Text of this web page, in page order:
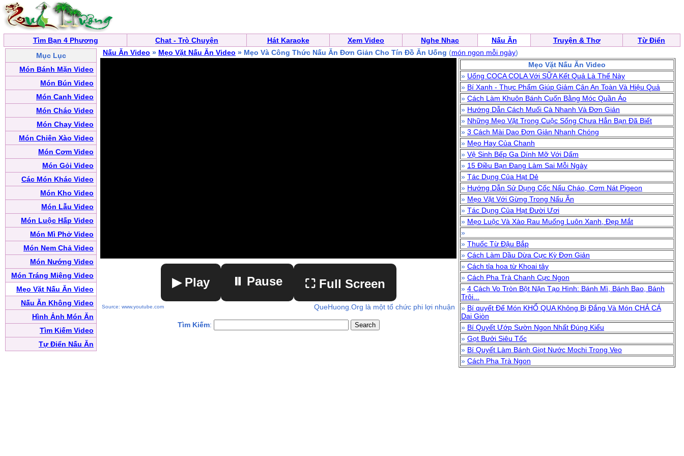
Tìm Bạn 4 Phương Chat - Trò Chuyện Hát Karaoke Xem Video Nghe Nhạc Nấu Ăn Truyện & Thơ
Từ Điển
Mục Lục
Món Bánh Mặn Video
Món Bún Video
Món Canh Video
Món Cháo Video
Món Chay Video
Món Chiên Xào Video
Món Cơm Video
Món Gỏi Video
Các Món Khác Video
Món Kho Video
Món Lẫu Video
Món Luộc Hấp Video
Món Mì Phở Video
Món Nem Chả Video
Món Nướng Video
Món Tráng Miệng Video
Mẹo Vặt Nấu Ăn Video
Nấu Ăn Không Video
Hình Ảnh Món Ăn
Tìm Kiếm Video
Tự Điển Nấu Ăn
Nấu Ăn Video » Mẹo Vặt Nấu Ăn Video » Mẹo Và Công Thức Nấu Ăn Đơn Giản Cho Tín Đồ Ăn Uống (món ngon mỗi ngày)
▶ Play ⏸ Pause ⛶ Full Screen
Source: www.youtube.com QueHuong.Org là một tổ chức phi lợi nhuận
Tìm Kiếm:
Mẹo Vặt Nấu Ăn Video
» Uống COCA COLA Với SỮA Kết Quả Là Thế Này
» Bí Xanh - Thực Phẩm Giúp Giảm Cân An Toàn Và Hiệu Quả
» Cách Làm Khuôn Bánh Cuốn Bằng Móc Quần Áo
» Hướng Dẫn Cách Muối Cà Nhanh Và Đơn Giản
» Những Mẹo Vặt Trong Cuộc Sống Chưa Hẳn Bạn Đã Biết
» 3 Cách Mài Dao Đơn Giản Nhanh Chóng
» Mẹo Hay Của Chanh
» Vệ Sinh Bếp Ga Dính Mỡ Với Dấm
» 15 Điều Bạn Đang Làm Sai Mỗi Ngày
» Tác Dụng Của Hạt Dẻ
» Hướng Dẫn Sử Dụng Cốc Nấu Cháo, Cơm Nát Pigeon
» Mẹo Vặt Với Gừng Trong Nấu Ăn
» Tác Dụng Của Hạt Đười Ươi
» Mẹo Luộc Và Xào Rau Muống Luôn Xanh, Đẹp Mắt
»
» Thuốc Từ Đậu Bắp
» Cách Làm Dầu Dừa Cực Kỳ Đơn Giản
» Cách tỉa hoa từ Khoai tây
» Cách Pha Trà Chanh Cực Ngon
» 4 Cách Vo Tròn Bột Nặn Tạo Hình: Bánh Mì, Bánh Bao, Bánh
Trôi...
» Bí quyết Để Món KHỔ QUA Không Bị Đắng Và Món CHẢ CÁ
Dai Giòn
» Bí Quyết Ướp Sườn Ngon Nhất Đúng Kiểu
» Gọt Bưởi Siêu Tốc
» Bí Quyết Làm Bánh Giọt Nước Mochi Trong Veo
» Cách Pha Trà Ngon